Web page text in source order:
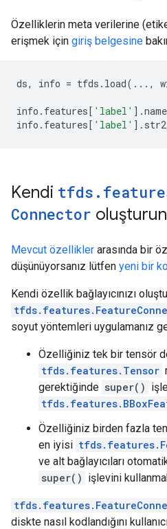
Özelliklerin meta verilerine
erişmek için giriş belgesine
ds, info = tfds . load(...,
info . features[ 'label' ].
info . features[ 'label' ].
Kendi tfds .
Connector oluşturun
Mevcut özellikler arasında bir
düşünüyorsanız lütfen yeni bir
Kendi özellik bağlayıcınızı
soyut yöntemleri uygulamanız
Özelliğiniz tek bir tensör
tfds.features.Tensor
gerektiğinde super()
Özelliğiniz birden fazla
en iyisi
ve alt bağlayıcıları
super() işlevini
diskte nasıl kodlandığını